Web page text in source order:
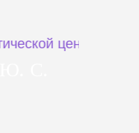
цены при заказе